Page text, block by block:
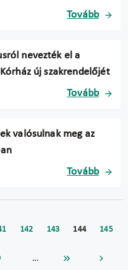
Tovább
nevezték el a
új szakrendelőjét
Tovább
valósulnak meg az
Tovább
142 143 144 145
…